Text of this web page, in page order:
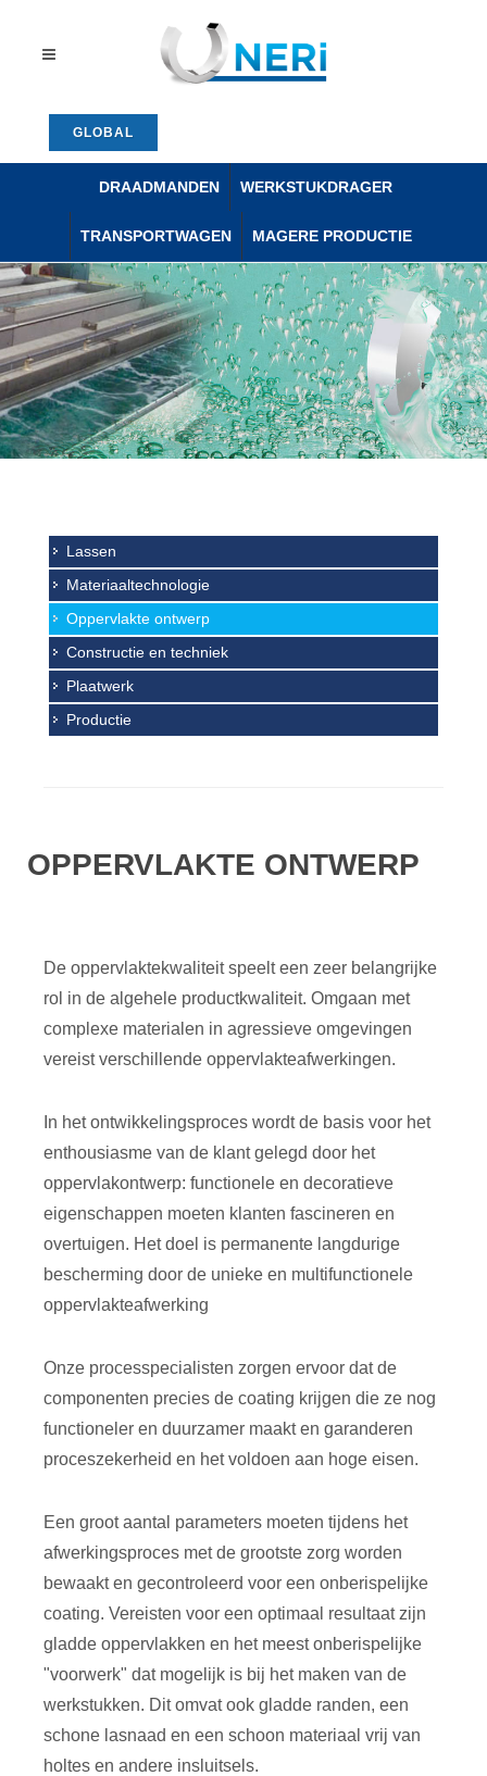
GLOBAL
DRAADMANDEN WERKSTUKDRAGER
TRANSPORTWAGEN MAGERE PRODUCTIE
Lassen
Materiaaltechnologie
Oppervlakte ontwerp
Constructie en techniek
Plaatwerk
Productie
OPPERVLAKTE ONTWERP
De oppervlaktekwaliteit speelt een zeer belangrijke
rol in de algehele productkwaliteit. Omgaan met
complexe materialen in agressieve omgevingen
vereist verschillende oppervlakteafwerkingen.
In het ontwikkelingsproces wordt de basis voor het
enthousiasme van de klant gelegd door het
oppervlakontwerp: functionele en decoratieve
eigenschappen moeten klanten fascineren en
overtuigen. Het doel is permanente langdurige
bescherming door de unieke en multifunctionele
oppervlakteafwerking
Onze processpecialisten zorgen ervoor dat de
componenten precies de coating krijgen die ze nog
functioneler en duurzamer maakt en garanderen
proceszekerheid en het voldoen aan hoge eisen.
Een groot aantal parameters moeten tijdens het
afwerkingsproces met de grootste zorg worden
bewaakt en gecontroleerd voor een onberispelijke
coating. Vereisten voor een optimaal resultaat zijn
gladde oppervlakken en het meest onberispelijke
"voorwerk" dat mogelijk is bij het maken van de
werkstukken. Dit omvat ook gladde randen, een
schone lasnaad en een schoon materiaal vrij van
holtes en andere insluitsels.